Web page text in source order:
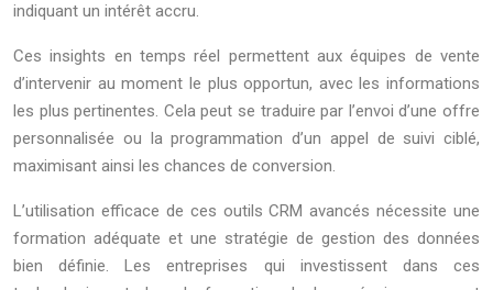
indiquant un intérêt accru.
Ces insights en temps réel permettent aux équipes de vente
d’intervenir au moment le plus opportun, avec les informations
les plus pertinentes. Cela peut se traduire par l’envoi d’une offre
personnalisée ou la programmation d’un appel de suivi ciblé,
maximisant ainsi les chances de conversion.
L’utilisation efficace de ces outils CRM avancés nécessite une
formation adéquate et une stratégie de gestion des données
bien définie. Les entreprises qui investissent dans ces